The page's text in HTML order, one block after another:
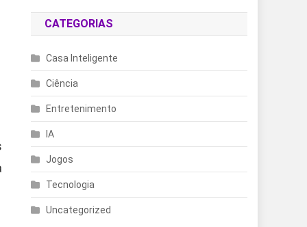
CATEGORIAS
Casa Inteligente
Ciência
Entretenimento
IA
Jogos
Tecnologia
Uncategorized